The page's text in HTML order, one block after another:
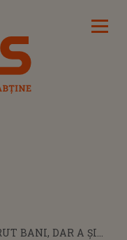
BANI, DAR A ȘI